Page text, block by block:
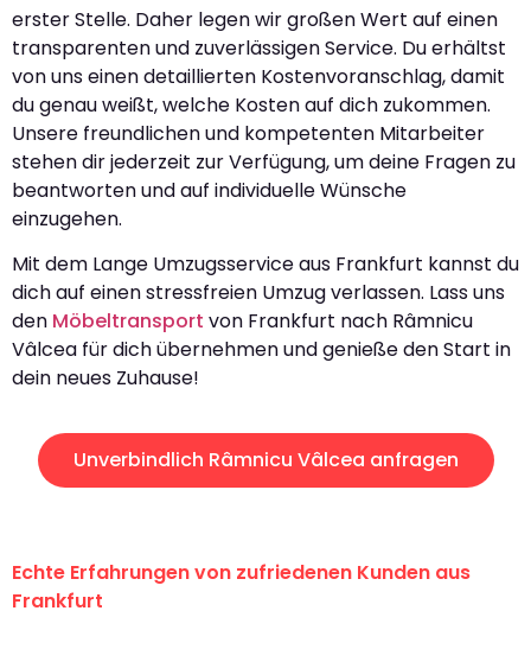
erster Stelle. Daher legen wir großen Wert auf einen
transparenten und zuverlässigen Service. Du erhältst
von uns einen detaillierten Kostenvoranschlag, damit
du genau weißt, welche Kosten auf dich zukommen.
Unsere freundlichen und kompetenten Mitarbeiter
stehen dir jederzeit zur Verfügung, um deine Fragen zu
beantworten und auf individuelle Wünsche
einzugehen.
Mit dem Lange Umzugsservice aus Frankfurt kannst du
dich auf einen stressfreien Umzug verlassen. Lass uns
den Möbeltransport von Frankfurt nach Râmnicu
Vâlcea für dich übernehmen und genieße den Start in
dein neues Zuhause!
Unverbindlich Râmnicu Vâlcea anfragen
Echte Erfahrungen von zufriedenen Kunden aus
Frankfurt